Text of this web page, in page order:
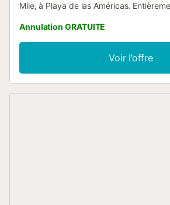
Mile, à Playa de las Américas.
chauffée. Draps et serviettes inclus. Ce
diffusé par un professionnel. Sauf
prestations, telles que ménage, draps,
sont pas incluses dans le prix de cette
de compagnie admis (indiqué dans
Annulation GRATUITE
Voir l’offre